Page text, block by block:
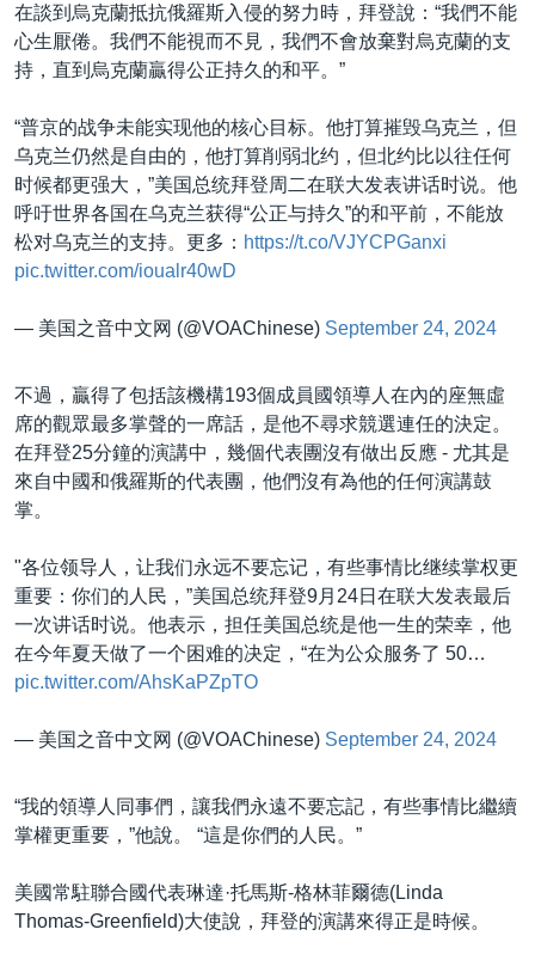
在談到烏克蘭抵抗俄羅斯入侵的努力時，拜登說：“我們不能
心生厭倦。我們不能視而不見，我們不會放棄對烏克蘭的支
持，直到烏克蘭贏得公正持久的和平。”
“普京的战争未能实现他的核心目标。他打算摧毁乌克兰，但
乌克兰仍然是自由的，他打算削弱北约，但北约比以往任何
时候都更强大，”美国总统拜登周二在联大发表讲话时说。他
呼吁世界各国在乌克兰获得“公正与持久”的和平前，不能放
松对乌克兰的支持。更多： https://t.co/VJYCPGanxi
pic.twitter.com/ioualr40wD
— 美国之音中文网 (@VOAChinese) September 24, 2024
不過，贏得了包括該機構193個成員國領導人在內的座無虛
席的觀眾最多掌聲的一席話，是他不尋求競選連任的決定。
在拜登25分鐘的演講中，幾個代表團沒有做出反應 - 尤其是
來自中國和俄羅斯的代表團，他們沒有為他的任何演講鼓
掌。
"各位领导人，让我们永远不要忘记，有些事情比继续掌权更
重要：你们的人民，”美国总统拜登9月24日在联大发表最后
一次讲话时说。他表示，担任美国总统是他一生的荣幸，他
在今年夏天做了一个困难的决定，“在为公众服务了 50…
pic.twitter.com/AhsKaPZpTO
— 美国之音中文网 (@VOAChinese) September 24, 2024
“我的領導人同事們，讓我們永遠不要忘記，有些事情比繼續
掌權更重要，”他說。 “這是你們的人民。”
美國常駐聯合國代表琳達·托馬斯-格林菲爾德(Linda
Thomas-Greenfield)大使說，拜登的演講來得正是時候。